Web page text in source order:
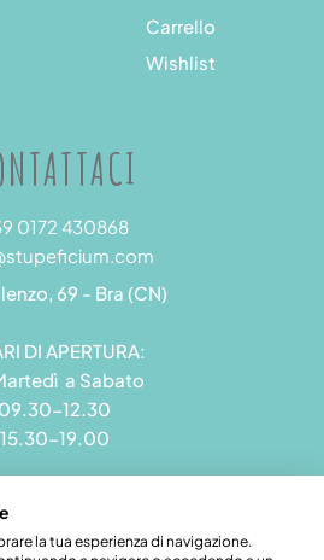
Carrello
Wishlist
0172 430868
69 - Bra (CN)
DI APERTURA:
a Sabato
09.30-12.30
15.30-19.00
la tua esperienza di navigazione.